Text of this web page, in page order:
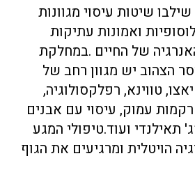
שילבו שיטות עיסוי מגוונות
ואמונות עתיקות
של החיים .במחלקת
הצהוב יש מגוון רחב של
טווינא, רפלקסולוגיה,
רקמות עמוק, עיסוי עם אבנים
תאילנדי ועוד.טיפולי המגע
הויטלית ומרגיעים את הגוף